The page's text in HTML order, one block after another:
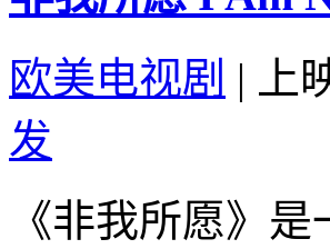
欧美电视剧 | 上
发
《非我所愿》